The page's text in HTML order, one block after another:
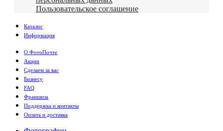
Пользовательское соглашение
Каталог
Информация
О ФотоПочте
Акции
Сделаем за вас
Бизнесу
FAQ
Франшиза
Поддержка и контакты
Оплата и доставка